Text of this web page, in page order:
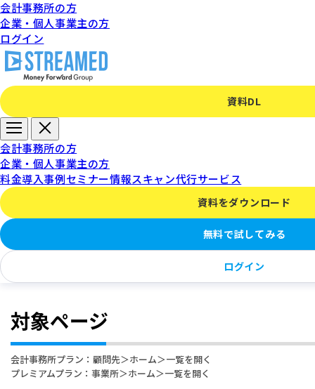
会計事務所の方
企業・個人事業主の方
ログイン
資料DL
会計事務所の方
企業・個人事業主の方
料金導入事例セミナー情報スキャン代行サービス
資料をダウンロード
無料で試してみる
ログイン
データの編集方法
このページでは、データ化完了後にデータを確認・編集する際の使い方
対象ページ
会計事務所プラン：顧問先＞ホーム＞一覧を開く
プレミアムプラン：事業所＞ホーム＞一覧を開く